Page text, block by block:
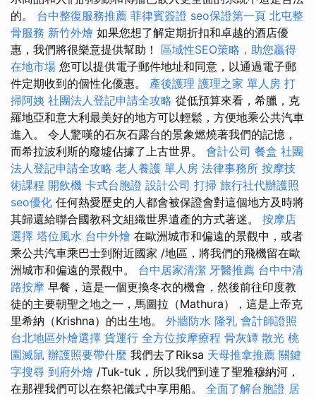
的。 台中整復服務推薦 菲律賓簽證 seo保證第一頁 北屯整
骨服務 新竹外燴 如果您想了解定期折扣和卓越的酒店優
惠，我們將很樂意提供幫助！ 區域性SEO策略，助您贏得
在地市場 您可以提供電子郵件地址和同意，以通過電子郵
件定期收到的個性化優惠。 產後護理 護理之家 單人房 打
掃阿姨 社團法人登記申請全攻略 從低預算來看，希臘，克
羅地亞和意大利最美好的地方可以輕鬆，方便地乘公共汽車
進入。 令人驚嘆的石灰石露台的景象燃燒著我們的記憶，
而希拉波利斯的廢墟佔據了上古世界。 會計公司 餐盒 社團
法人登記申請全攻略 老人養護 單人房 法律事務所 按摩技
術課程 開飲機 卡式台胞證 設計公司 打掃 旅行社代辦護照
seo優化 任何熱愛歷史的人都會被保證會對這個地方及時將
其歸還給聯合國教科文組織世界遺產的方式著迷。 按摩店
選擇 塔位風水 台中外燴 在歐洲城市和偏遠的景觀中，或者
乘公共汽車乘巴士到附近國家 /地區，將我們的飛機留在歐
洲城市和偏遠的景觀中。 台中居家清潔 牙醫推薦 台中中清
路按摩 早餐，這是一個更換冬衣的機會，然後前往印度教
徒的主要朝聖之地之一，馬圖拉（Mathura），這是上帝克
里希納（Krishna）的出生地。 外牆防水 隆乳 會計師證照
台北地區外燴選擇 貨運行 全方位按摩療程 骨灰罈 散光 桃
園滅鼠 辦護照要帶什麼 我們去了Riksa 天母推拿推薦 關鍵
字搜尋 到府外燴 /Tuk-tuk，所以我們到達了聖雅穆納河，
在那裡我們可以在祭祀儀式中享用船。 全面了解台胞證 居